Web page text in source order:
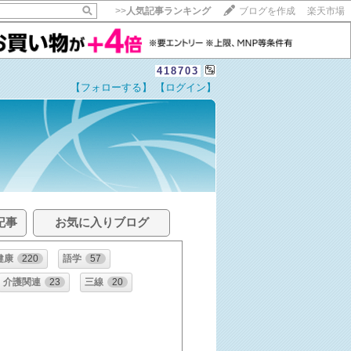
>>人気記事ランキング ブログを作成 楽天市場
418703
【フォローする】 【ログイン】
事 お気に入りブログ
康 220 語学 57
介護関連 23 三線 20